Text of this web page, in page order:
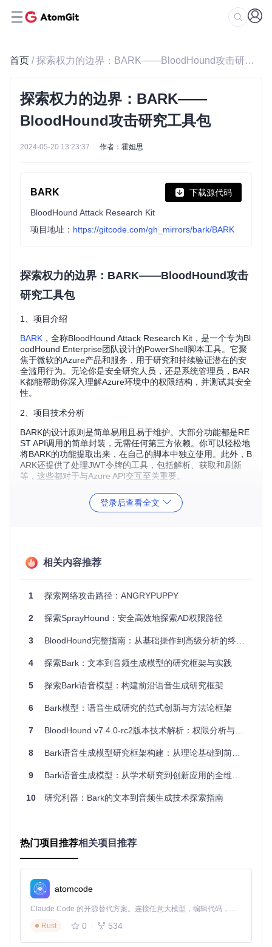
首页 / 探索权力的边界：BARK——BloodHound攻击研究工具包
探索权力的边界：BARK——
BloodHound攻击研究工具包
2024-05-20 13:23:37 作者：霍妲思
BARK 下载源代码
BloodHound Attack Research Kit
项目地址： https://gitcode.com/gh_mirrors/bark/BARK
探索权力的边界：BARK——BloodHound攻击
研究工具包
1、项目介绍
BARK ，全称BloodHound Attack Research Kit，是一个专为Bl
oodHound Enterprise团队设计的PowerShell脚本工具。它聚
焦于微软的Azure产品和服务，用于研究和持续验证潜在的安
全滥用行为。无论你是安全研究人员，还是系统管理员，BAR
K都能帮助你深入理解Azure环境中的权限结构，并测试其安全
性。
2、项目技术分析
BARK的设计原则是简单易用且易于维护。大部分功能都是RE
ST API调用的简单封装，无需任何第三方依赖。你可以轻松地
将BARK的功能提取出来，在自己的脚本中独立使用。此外，B
ARK还提供了处理JWT令牌的工具，包括解析、获取和刷新
等，这些都对于与Azure API交互至关重要。
3、项目及技术应用场景
：BARK可以帮助进行权限滥用测试，确认Azure
系统管理
：方便地枚举Azure资源，如用户、组、应用程序
注册和服务主体，以进行日常管理和监控。
owerShell功能。
可扩展性
：每个函数都可以独立使用，便于整合到现有工
作流程中。
模块化设计：分为token管理、滥用功能和枚举功能等多个
测试工具：提供多种自动化测试功能，例如验证特定角色
开始你的旅程
要开始使用BARK，首先克隆或复制项目文件BARK.ps1，然后
在PowerShell中导入。获取必要的认证令牌后，你可以利用B
ARK的各种命令来探索和管理你的Azure环境。
吧！
BloodHound Attack Research Kit
登录后查看全文
相关内容推荐
1 探索网络攻击路径：ANGRYPUPPY
2 探索SprayHound：安全高效地探索AD权限路径
3 BloodHound完整指南：从基础操作到高级分析的终极教程
4 探索Bark：文本到音频生成模型的研究框架与实践
5 探索Bark语音模型：构建前沿语音生成研究框架
6 Bark模型：语音生成研究的范式创新与方法论框架
7 BloodHound v7.4.0-rc2版本技术解析：权限分析与安全审计工具的关键更新
8 Bark语音生成模型研究框架构建：从理论基础到前沿探索
9 Bark语音生成模型：从学术研究到创新应用的全维度探索
10 研究利器：Bark的文本到音频生成技术探索指南
热门项目推荐相关项目推荐
atomcode
Claude Code 的开源替代方案。连接任意大模型，编辑代码，运行命令，自动验证 — 全自动执行。用 Rust 构建，极致性能。 ｜ An open-source alternative to Claude Code. Connect any LLM, edit code, run commands, and verify changes — autonomously. Built in Rust for speed. Get Started
Rust
0 534